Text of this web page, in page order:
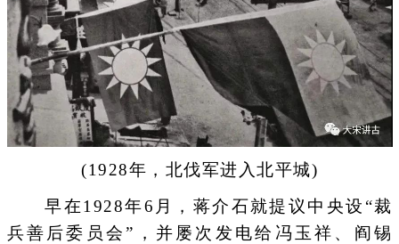
(1928年，北伐军进入北平城)
早在1928年6月，蒋介石就提议中央设“裁
兵善后委员会”，并屡次发电给冯玉祥、阎锡